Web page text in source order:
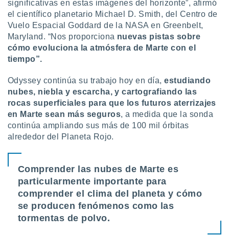
e
mediante
publicidad
publicidad
de
significativas en estas imágenes del horizonte”, afirmó
el científico planetario Michael D. Smith, del Centro de
Vuelo Espacial Goddard de la NASA en Greenbelt,
Maryland. “Nos proporciona nuevas pistas sobre
cómo evoluciona la atmósfera de Marte con el
tiempo”.
Odyssey continúa su trabajo hoy en día,estudiando
nubes, niebla y escarcha, y cartografiando las
rocas superficiales para que los futuros aterrizajes
en Marte sean más seguros, a medida que la sonda
continúa ampliando sus más de 100 mil órbitas
alrededor del Planeta Rojo.
Comprender las nubes de Marte es
particularmente importante para
comprender el clima del planeta y cómo
se producen fenómenos como las
tormentas de polvo.